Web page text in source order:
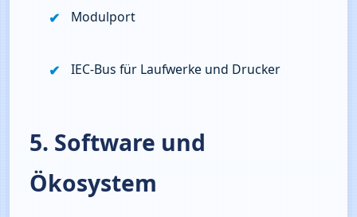
Modulport
IEC‑Bus für Laufwerke und Drucker
5. Software und
Ökosystem